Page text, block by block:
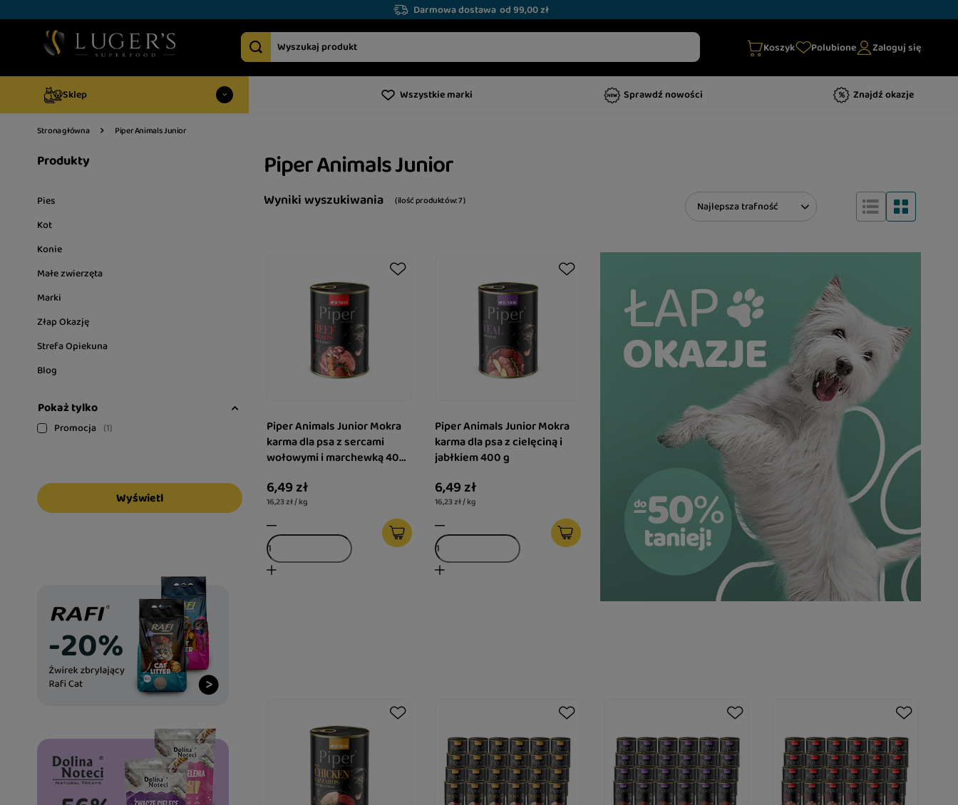
Darmowa dostawa od 99,00 zł
Koszyk Polubione Zaloguj się
Sklep Wszystkie marki Sprawdź nowości Znajdź okazje
Strona główna Piper Animals Junior
Produkty
Pies
Kot
Konie
Małe zwierzęta
Marki
Złap Okazję
Strefa Opiekuna
Blog
Pokaż tylko
Promocja 1
Wyświetl
Piper Animals Junior
Wyniki wyszukiwania ( ilość produktów:7) Zmień sortowanie
Najlepsza trafność
Piper Animals Junior Mokra
karma dla psa z sercami
wołowymi i marchewką 400
6,49 zł
16,23 zł / kg
Piper Animals Junior Mokra
karma dla psa z cielęciną i
jabłkiem 400 g
6,49 zł
16,23 zł / kg